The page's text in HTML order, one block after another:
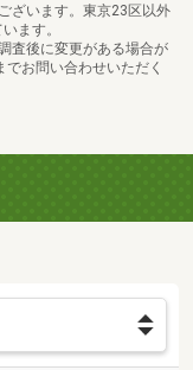
ざいます。東京23区以外
ます。
査後に変更がある場合が
お問い合わせいただく